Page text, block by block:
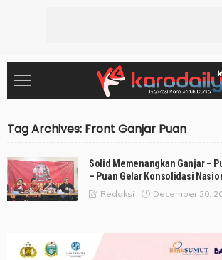
Tag Archives: Front Ganjar Puan
Solid Memenangkan Ganjar –
– Puan Gelar Konsolidasi
Redaksi December 20,